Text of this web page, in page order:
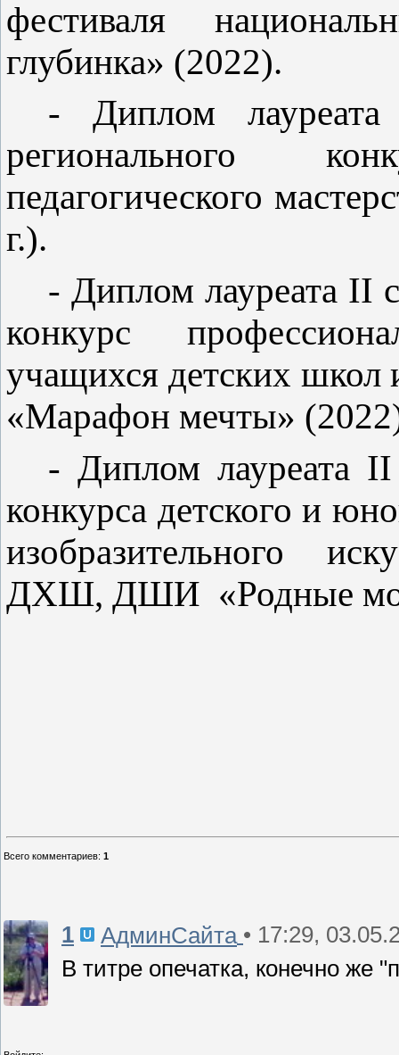
фестиваля
глубинка» (2022).
- Диплом
регионального
педагогического
г.).
- Диплом лауреата II
конкурс
учащихся детских школ
«Марафон мечты»
- Диплом лауреата II
конкурса детского и
изобразительного
ДХШ, ДШИ «Родные
Всего комментариев: 1
1 АдминСайта • 17:29,
В титре опечатка, конечно же